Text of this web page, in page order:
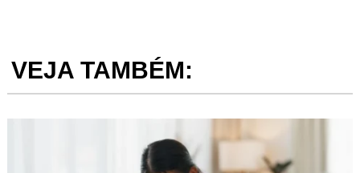
VEJA TAMBÉM: